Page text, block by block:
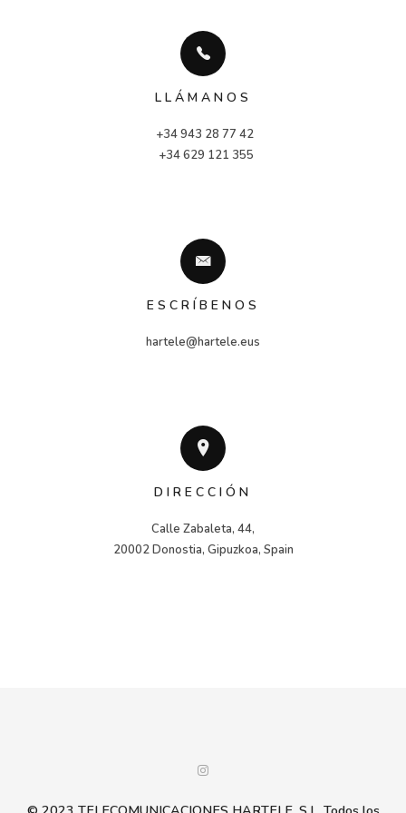
LLÁMANOS
+34 943 28 77 42
+34 629 121 355
ESCRÍBENOS
hartele@hartele.eus
DIRECCIÓN
Calle Zabaleta, 44,
20002 Donostia, Gipuzkoa, Spain